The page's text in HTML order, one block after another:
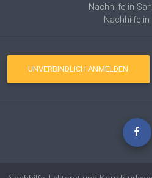
Nachhilfe in
Nachhilfe in
UNVERBINDLICH ANMELDEN